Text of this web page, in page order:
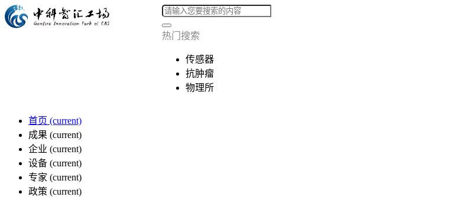
热门搜索
传感器
抗肿瘤
物理所
首页 (current)
成果 (current)
企业 (current)
设备 (current)
专家 (current)
政策 (current)